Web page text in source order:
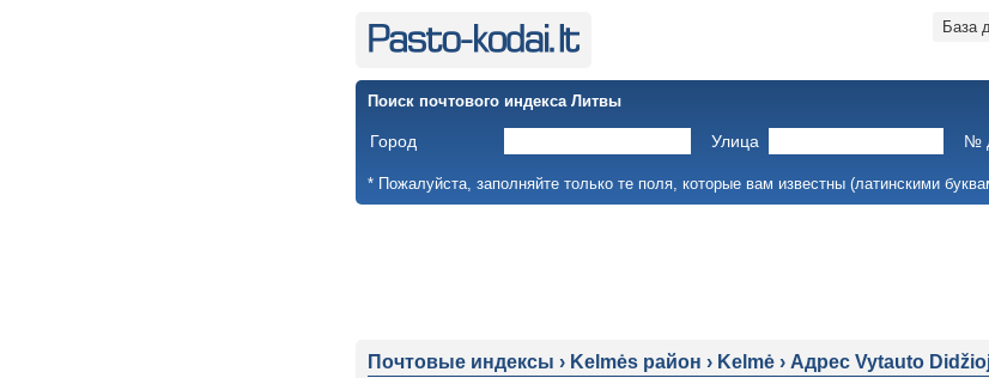
База
Поиск почтового индекса Литвы
Город Улица №
* Пожалуйста, заполняйте только те поля, которые вам известны (латинскими
Почтовые индексы › Kelmės район › Kelmė › Адрес Vytauto